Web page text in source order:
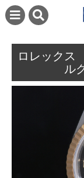
ロレック
ル